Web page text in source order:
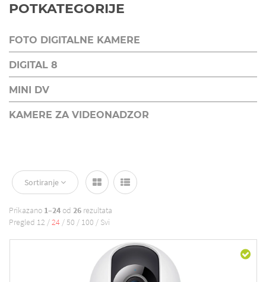
POTKATEGORIJE
FOTO DIGITALNE KAMERE
DIGITAL 8
MINI DV
KAMERE ZA VIDEONADZOR
Sortiranje
Prikazano 1–24 od 26 rezultata
Pregled 12 /24 /50 / 100 / Svi